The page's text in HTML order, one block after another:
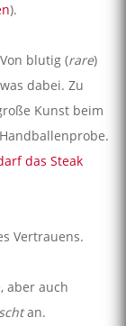
).
blutig (rare)
dabei. Zu
Kunst beim
das Steak
Vertrauens.
aber auch
an.